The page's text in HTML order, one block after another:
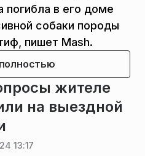
погибла в его доме
собаки породы
пишет Mash.
жителе
на выездной
13:17